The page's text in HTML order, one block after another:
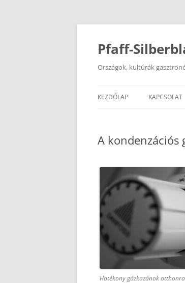
Kilépés
tartalomba
Pfaff-
Országok, kultúrák
KEZDŐLAP KAPCSOLAT
A kondenzációs
Hatékony gázkazánok otthonra